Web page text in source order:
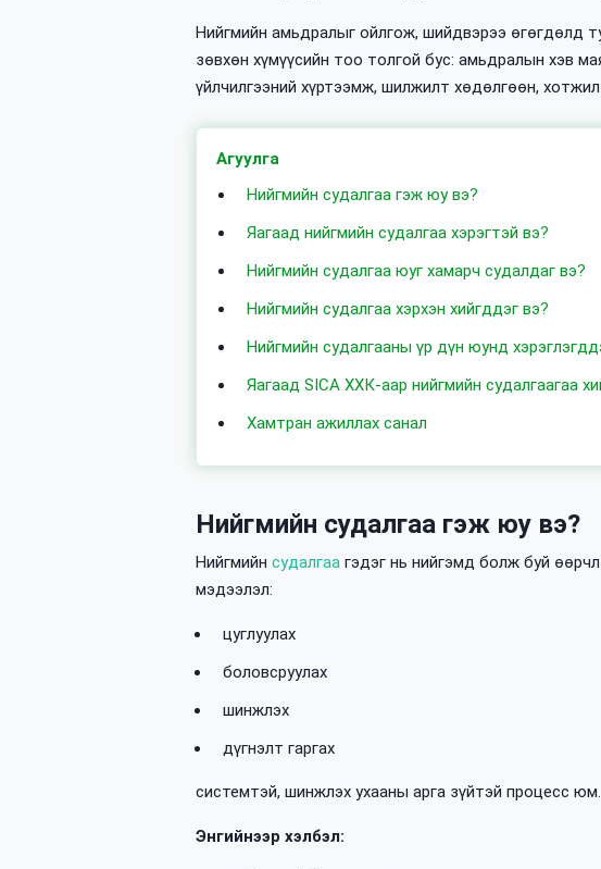
Нийгмийн амьдралыг ойлгож, шийдвэрээ өгөгдөлд
зөвхөн хүмүүсийн тоо толгой бус: амьдралын хэв
үйлчилгээний хүртээмж, шилжилт хөдөлгөөн,
Агуулга
Нийгмийн судалгаа гэж юу вэ?
Яагаад нийгмийн судалгаа хэрэгтэй вэ?
Нийгмийн судалгаа юуг хамарч судалдаг вэ?
Нийгмийн судалгаа хэрхэн хийгддэг вэ?
Нийгмийн судалгааны үр дүн юунд
Яагаад SICA ХХК-аар нийгмийн судалгаагаа
Хамтран ажиллах санал
Нийгмийн судалгаа гэж юу вэ?
Нийгмийнсудалгаа гэдэг нь нийгэмд болж буй
мэдээлэл:
цуглуулах
боловсруулах
шинжлэх
дүгнэлт гаргах
системтэй, шинжлэх ухааны арга зүйтэй процесс юм.
Энгийнээр хэлбэл: